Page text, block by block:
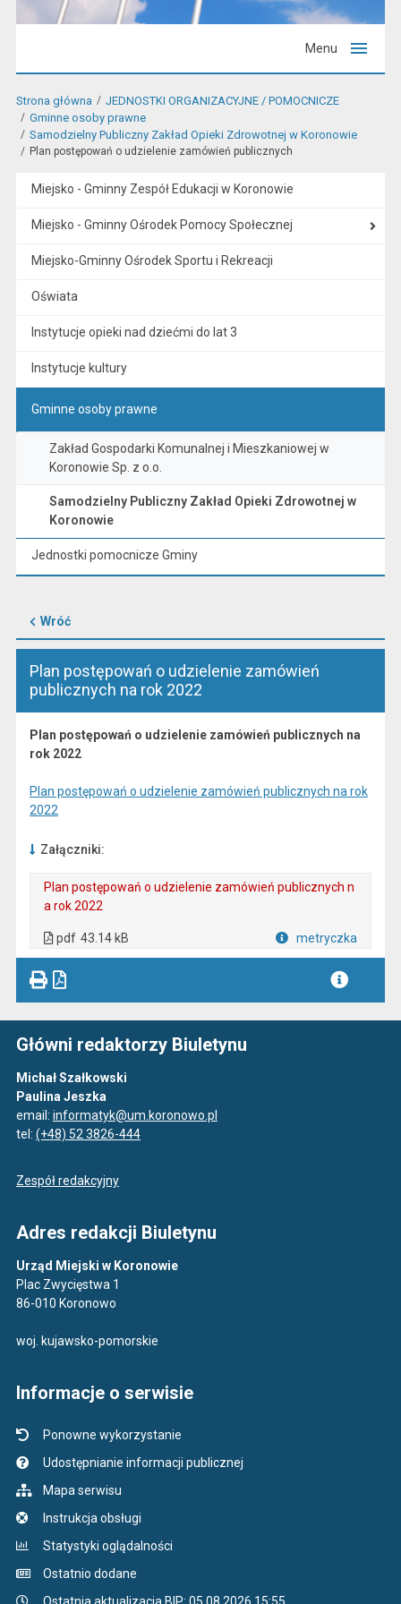
Menu
Strona główna
JEDNOSTKI ORGANIZACYJNE / POMOCNICZE
Gminne osoby prawne
Samodzielny Publiczny Zakład Opieki Zdrowotnej w Koronowie
Plan postępowań o udzielenie zamówień publicznych
Miejsko - Gminny Zespół Edukacji w Koronowie
Miejsko - Gminny Ośrodek Pomocy Społecznej
Miejsko-Gminny Ośrodek Sportu i Rekreacji
Oświata
Instytucje opieki nad dziećmi do lat 3
Instytucje kultury
Gminne osoby prawne
Zakład Gospodarki Komunalnej i Mieszkaniowej w
Koronowie Sp. z o.o.
Samodzielny Publiczny Zakład Opieki Zdrowotnej w
Koronowie
Jednostki pomocnicze Gminy
Wróć
Plan postępowań o udzielenie zamówień
publicznych na rok 2022
Plan postępowań o udzielenie zamówień publicznych na
rok 2022
Plan postępowań o udzielenie zamówień publicznych na rok
2022
Załączniki:
Plan postępowań o udzielenie zamówień publicznych n
a rok 2022
pdf 43.14 kB metryczka
Główni redaktorzy Biuletynu
Michał Szałkowski
Paulina Jeszka
email: informatyk@um.koronowo.pl
tel: (+48) 52 3826-444
Zespół redakcyjny
Adres redakcji Biuletynu
Urząd Miejski w Koronowie
Plac Zwycięstwa 1
86-010 Koronowo
woj. kujawsko-pomorskie
Informacje o serwisie
Ponowne wykorzystanie
Udostępnianie informacji publicznej
Mapa serwisu
Instrukcja obsługi
Statystyki oglądalności
Ostatnio dodane